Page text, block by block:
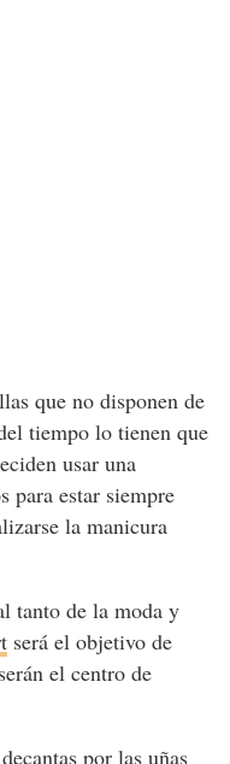
que no disponen de
tiempo lo tienen que
usar una
para estar siempre
la manicura
tanto de la moda y
será el objetivo de
el centro de
por las uñas